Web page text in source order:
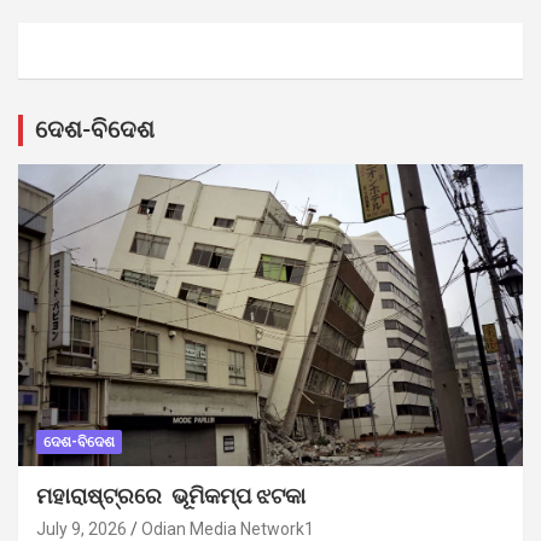
ଦେଶ-ବିଦେଶ
ଦେଶ-ବିଦେଶ
ମହାରାଷ୍ଟ୍ରରେ ଭୂମିକମ୍ପ ଝଟକା
July 9, 2026 Odian Media Network1